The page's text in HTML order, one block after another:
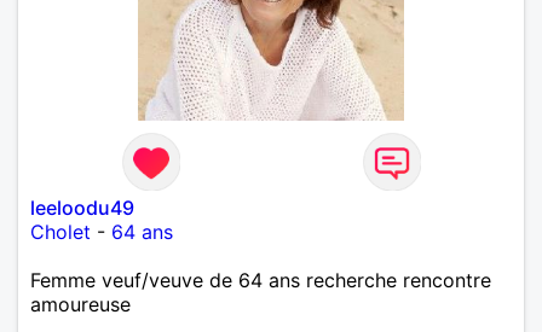
leeloodu49
Cholet - 64 ans
Femme veuf/veuve de 64 ans recherche rencontre
amoureuse